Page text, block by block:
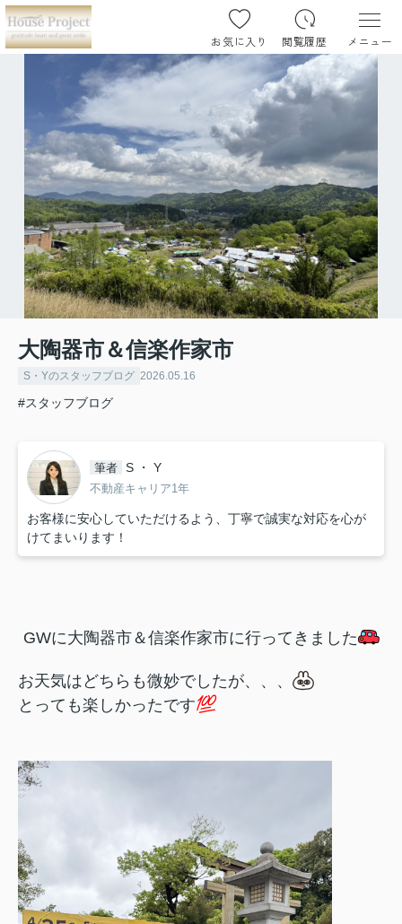
お気に入り 閲覧履歴 メニュー
大陶器市＆信楽作家市
S・Yのスタッフブログ 2026.05.16
#スタッフブログ
筆者 S ・ Y
不動産キャリア1年
お客様に安心していただけるよう、丁寧で誠実な対応を心が
けてまいります！
GWに大陶器市＆信楽作家市に行ってきました
お天気はどちらも微妙でしたが、、、
とっても楽しかったです